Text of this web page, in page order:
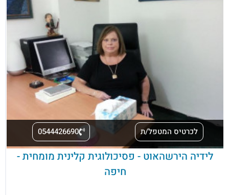
לכרטיס המטפל/ת 0544426690
לידיה הירשהאוט - פסיכולוגית קלינית מומחית -
חיפה